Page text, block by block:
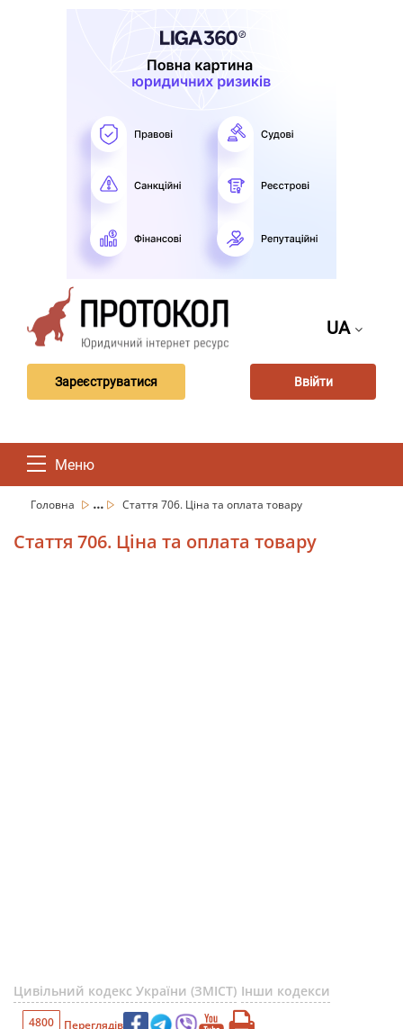
UA
Зареєструватися Ввійти
Меню
Головна ... Стаття 706. Ціна та оплата товару
Стаття 706. Ціна та оплата товару
Цивільний кодекс України (ЗМІСТ) Інши кодекси
4800 Переглядів